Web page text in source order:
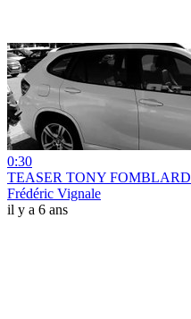
0:30
TEASER TONY FOMBLARD
Frédéric Vignale
il y a 6 ans